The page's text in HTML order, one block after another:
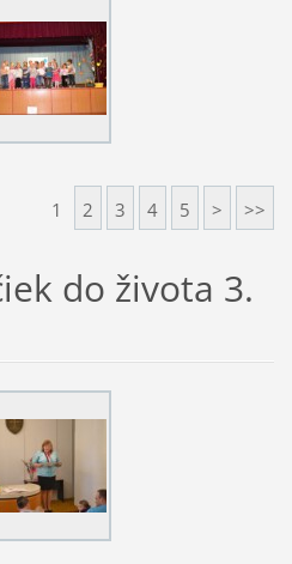
1 2 3 4 5 > >>
do života 3.